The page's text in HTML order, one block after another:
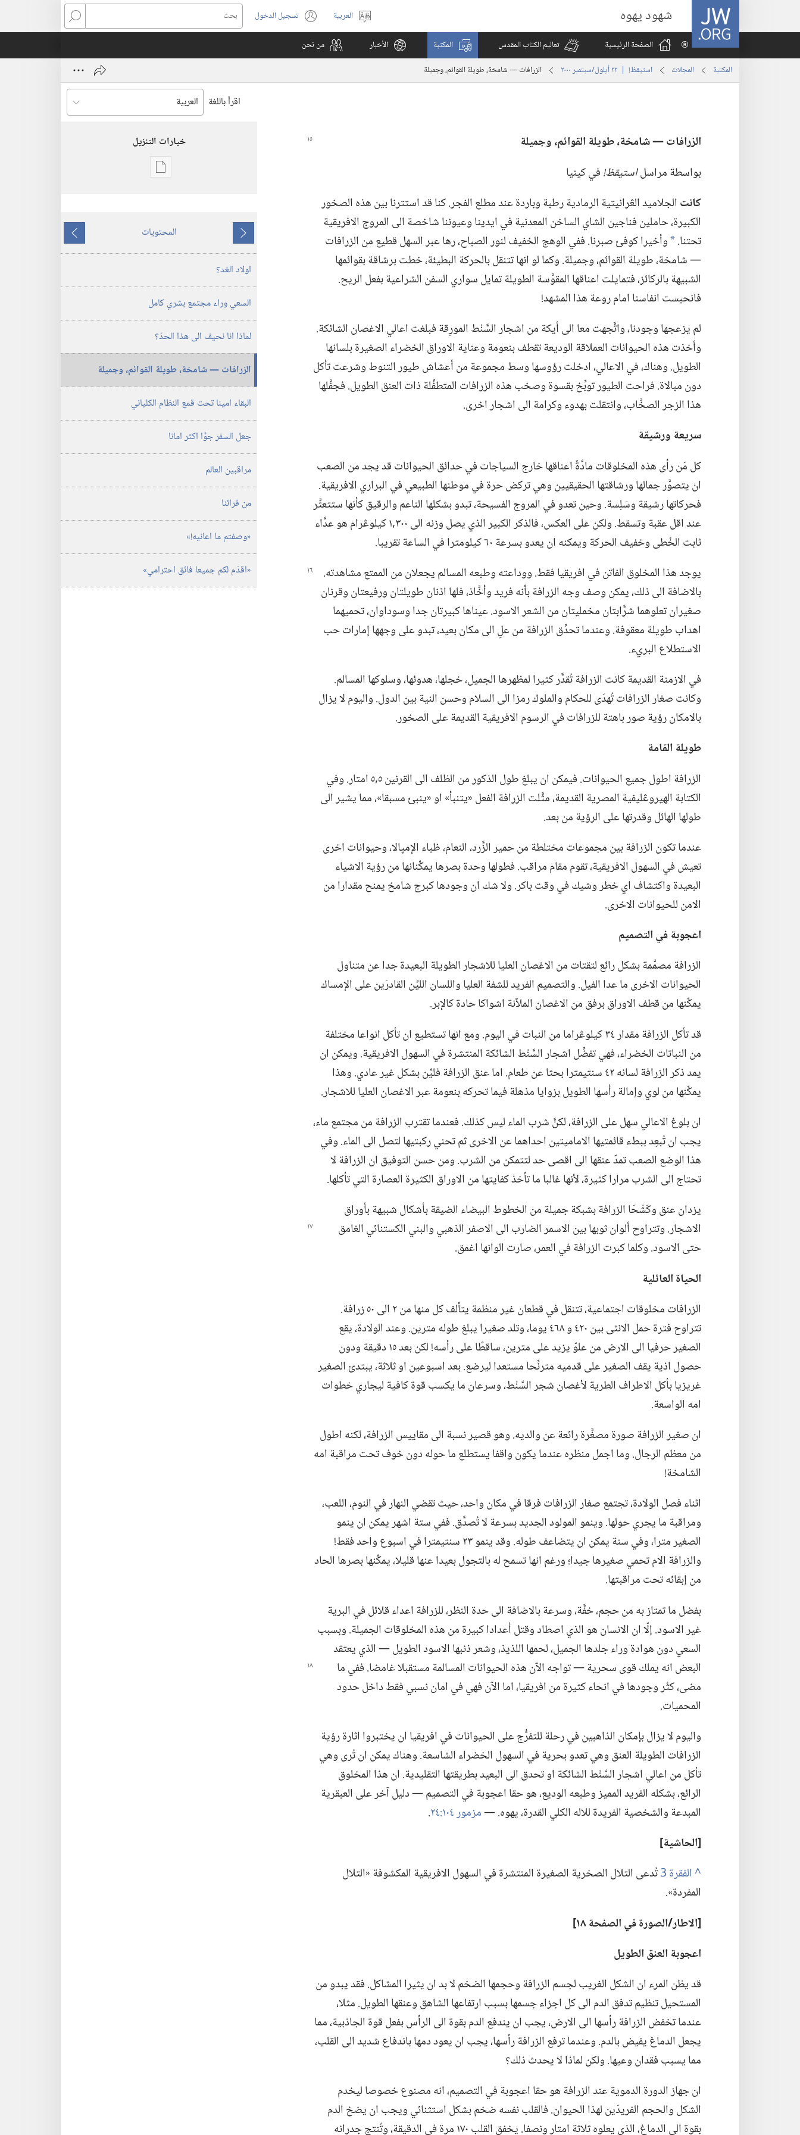
JW.ORG شهود يهوه
اختر
اللغة
العربية تسجيل الدخول
(يفتح
نافذة
بحث
الصفحة الرئيسية
تعاليم الكتاب المقدس المكتبة الأخبار من نحن
المكتبة المجلات استيقظ‏!‏ | ‏‎٢٢‏ ‏‎أيلول/سبتمبر‏ ‎٢٠٠٠ الزرافات —‏ شامخة،‏ طويلة القوائم،‏ وجميلة
اقرأ باللغة
الزرافات —‏ شامخة،‏ طويلة القوائم،‏ وجميلة
بواسطة مراسلاستيقظ!‏في كينيا
كانتالجلاميد الڠرانيتية الرمادية رطبة وباردة عند مطلع الفجر.‏ كنا قد استترنا بين هذه الصخور
الكبيرة،‏ حاملين فناجين الشاي الساخن المعدنية في ايدينا وعيوننا شاخصة الى المروج الافريقية
تحتنا.‏ * وأخيرا كوفئ صبرنا.‏ ففي الوهج الخفيف لنور الصباح،‏ رها عبر السهل قطيع من الزرافات
—‏ شامخة،‏ طويلة القوائم،‏ وجميلة.‏ وكما لو انها تتنقل بالحركة البطيئة،‏ خطت برشاقة بقوائمها
الشبيهة بالركائز،‏ فتمايلت اعناقها المقوَّسة الطويلة تمايل سواري السفن الشراعية بفعل الريح.‏
فانحبست انفاسنا امام روعة هذا المشهد!‏
لم يزعجها وجودنا،‏ واتَّجهت معا الى أيكة من اشجار السَّنْط المورِقة فبلغت اعالي الاغصان الشائكة.‏
وأخذت هذه الحيوانات العملاقة الوديعة تقطف بنعومة وعناية الاوراق الخضراء الصغيرة بلسانها
الطويل.‏ وهناك،‏ في الاعالي،‏ ادخلت رؤوسها وسط مجموعة من أعشاش طيور التنوط وشرعت تأكل
دون مبالاة.‏ فراحت الطيور توبِّخ بقسوة وصخب هذه الزرافات المتطفِّلة ذات العنق الطويل.‏ فجفَّلها
هذا الزجر الصخَّاب،‏ وانتقلت بهدوء وكرامة الى اشجار اخرى.‏
سريعة ورشيقة
كل مَن رأى هذه المخلوقات مادَّةً اعناقها خارج السياجات في حدائق الحيوانات قد يجد من الصعب
ان يتصوَّر جمالها ورشاقتها الحقيقيين وهي تركض حرة في موطنها الطبيعي في البراري الافريقية.‏
فحركاتها رشيقة وسَلِسة.‏ وحين تعدو في المروج الفسيحة،‏ تبدو بشكلها الناعم والرقيق كأنها ستتعثَّر
عند اقل عقبة وتسقط.‏ ولكن على العكس،‏ فالذكر الكبير الذي يصل وزنه الى ٣٠٠‏,١ كيلوڠرام هو عدَّاء
ثابت الخُطى وخفيف الحركة ويمكنه ان يعدو بسرعة ٦٠ كيلومترا في الساعة تقريبا.‏
يوجد هذا المخلوق الفاتن في افريقيا فقط.‏ ووداعته وطبعهالمسالم يجعلان من الممتع مشاهدته.‏
بالاضافة الى ذلك،‏ يمكن وصف وجه الزرافة بأنه فريد وأخَّاذ،‏ فلها اذنان طويلتان ورفيعتان وقرنان
صغيران تعلوهما شرَّابتان مخمليتان من الشعر الاسود.‏ عيناها كبيرتان جدا وسوداوان،‏ تحميهما
اهداب طويلة معقوفة.‏ وعندما تحدِّق الزرافة من علٍ الى مكان بعيد،‏ تبدو على وجهها إمارات حب
الاستطلاع البريء.‏
في الازمنة القديمة كانت الزرافة تُقدَّر كثيرا لمظهرها الجميل،‏ خجلها،‏ هدوئها،‏ وسلوكها المسالم.‏
وكانت صغار الزرافات تُهدَى للحكام والملوك رمزا الى السلام وحسن النية بين الدول.‏ واليوم لا يزال
بالامكان رؤية صور باهتة للزرافات في الرسوم الافريقية القديمة على الصخور.‏
طويلة القامة
الزرافة اطول جميع الحيوانات.‏ فيمكن ان يبلغ طول الذكور من الظلف الى القرنين ٥‏,٥ امتار.‏ وفي
الكتابة الهيروڠليفية المصرية القديمة،‏ مثَّلت الزرافة الفعل «يتنبأ» او «ينبئ مسبقا»،‏ مما يشير الى
طولها الهائل وقدرتها على الرؤية من بعد.‏
عندما تكون الزرافة بين مجموعات مختلطة من حمير الزَّرد،‏ النعام،‏ ظباء الإمپالا،‏ وحيوانات اخرى
تعيش في السهول الافريقية،‏ تقوم مقام مراقب.‏ فطولها وحدة بصرها يمكِّنانها من رؤية الاشياء
البعيدة واكتشاف اي خطر وشيك في وقت باكر.‏ ولا شك ان وجودها كبرج شامخ يمنح مقدارا من
الامن للحيوانات الاخرى.‏
اعجوبةفيالتصميم
الزرافة مصمَّمة بشكل رائع لتقتات من الاغصان العليا للاشجار الطويلة البعيدة جدا عن متناول
الحيوانات الاخرى ما عدا الفيل.‏ والتصميم الفريد للشفة العليا واللسان الليِّن القادرَين على الإمساك
يمكِّنها من قطف الاوراق برفق من الاغصان الملآنة اشواكا حادة كالإبر.‏
قد تأكل الزرافة مقدار ٣٤ كيلوڠراما من النبات في اليوم.‏ ومع انها تستطيع ان تأكل انواعا مختلفة
من النباتات الخضراء،‏ فهي تفضِّل اشجار السَّنْط الشائكة المنتشرة في السهول الافريقية.‏ ويمكن ان
يمد ذكر الزرافة لسانه ٤٢ سنتيمترا بحثا عن طعام.‏ اما عنق الزرافة فليِّن بشكل غير عادي.‏ وهذا
يمكِّنها من لوي وإمالة رأسها الطويل بزوايا مذهلة فيما تحركه بنعومة عبر الاغصان العليا للاشجار.‏
ان بلوغ الاعالي سهل على الزرافة،‏ لكنَّ شرب الماء ليس كذلك.‏ فعندما تقترب الزرافة من مجتمع ماء،‏
يجب ان تُبعِد ببطء قائمتيها الاماميتين احداهما عن الاخرى ثم تحني ركبتيها لتصل الى الماء.‏ وفي
هذا الوضع الصعب تمدّ عنقها الى اقصى حد لتتمكن من الشرب.‏ ومن حسن التوفيق ان الزرافة لا
تحتاج الى الشرب مرارا كثيرة،‏ لأنها غالبا ما تأخذ كفايتها من الاوراق الكثيرة العصارة التي تأكلها.‏
يزدان عنق وكَشْحَا الزرافة بشبكة جميلة من الخطوط البيضاء الضيقة بأشكال شبيهة بأوراق
الاشجار.‏ وتتراوحألوان ثوبها بين الاسمر الضارب الى الاصفر الذهبي والبني الكستنائي الغامق
حتى الاسود.‏ وكلما كبرت الزرافة في العمر،‏ صارت الوانها اغمق.‏
الحياة العائلية
الزرافات مخلوقات اجتماعية،‏ تتنقل في قطعان غير منظمة يتألف كل منها من ٢ الى ٥٠ زرافة.‏
تتراوح فترة حمل الانثى بين ٤٢٠ و ٤٦٨ يوما،‏ وتلد صغيرا يبلغ طوله مترين.‏ وعند الولادة،‏ يقع
الصغير حرفيا الى الارض من علوّ يزيد على مترين،‏ ساقطًا على رأسه!‏ لكن بعد ١٥ دقيقة ودون
حصول اذية يقف الصغير على قدميه مترنِّحا مستعدا ليرضع.‏ بعد اسبوعين او ثلاثة،‏ يبتدئ الصغير
غريزيا بأكل الاطراف الطرية لأغصان شجر السَّنْط،‏ وسرعان ما يكسب قوة كافية ليجاري خطوات
امه الواسعة.‏
ان صغير الزرافة صورة مصغَّرة رائعة عن والديه.‏ وهو قصير نسبة الى مقاييس الزرافة،‏ لكنه اطول
من معظم الرجال.‏ وما اجمل منظره عندما يكون واقفا يستطلع ما حوله دون خوف تحت مراقبة امه
الشامخة!‏
اثناء فصل الولادة،‏ تجتمع صغار الزرافات فرقا في مكان واحد،‏ حيث تقضي النهار في النوم،‏ اللعب،‏
ومراقبة ما يجري حولها.‏ وينمو المولود الجديد بسرعة لا تُصدَّق.‏ ففي ستة اشهر يمكن ان ينمو
الصغير مترا،‏ وفي سنة يمكن ان يتضاعف طوله.‏ وقد ينمو ٢٣ سنتيمترا في اسبوع واحد فقط!‏
والزرافة الام تحمي صغيرها جيدا؛‏ ورغم انها تسمح له بالتجول بعيدا عنها قليلا،‏ يمكِّنها بصرها الحاد
من إبقائه تحت مراقبتها.‏
بفضل ما تمتاز به من حجم،‏ خفَّة،‏ وسرعة بالاضافة الى حدة النظر،‏ للزرافة اعداء قلائل في البرية
غير الاسود.‏ إلّا ان الانسان هو الذي اصطاد وقتل أعدادا كبيرة من هذه المخلوقات الجميلة.‏ وبسبب
السعي دون هوادة وراء جلدها الجميل،‏ لحمها اللذيذ،‏ وشعر ذنبها الاسود الطويل —‏ الذي يعتقد
البعض انه يملك قوى سحرية —‏ تواجهالآن هذه الحيوانات المسالمة مستقبلا غامضا.‏ ففي ما
مضى،‏ كثُر وجودها في انحاء كثيرة من افريقيا،‏ اما الآن فهي في امان نسبي فقط داخل حدود
المحميات.‏
واليوم لا يزال بإمكان الذاهبين في رحلة للتفرُّج على الحيوانات في افريقيا ان يختبروا اثارة رؤية
الزرافات الطويلة العنق وهي تعدو بحرية في السهول الخضراء الشاسعة.‏ وهناك يمكن ان تُرى وهي
تأكل من اعالي اشجار السَّنْط الشائكة او تحدق الى البعيد بطريقتها التقليدية.‏ ان هذا المخلوق
الرائع،‏ بشكله الفريد المميز وطبعه الوديع،‏ هو حقا اعجوبة في التصميم —‏ دليل آخر على العبقرية
المبدعة والشخصية الفريدة للاله الكلي القدرة،‏ يهوه.‏ —‏مزمور ١٠٤:‏٢٤
‏.‏
‏[الحاشية]‏
^
تُدعى التلال الصخرية الصغيرة المنتشرة في السهول الافريقية المكشوفة «التلال
المفردة».‏
‏[الاطار/‏الصورةفيالصفحة ١٨]‏
اعجوبة العنق الطويل
قد يظن المرء ان الشكل الغريب لجسم الزرافة وحجمها الضخم لا بد ان يثيرا المشاكل.‏ فقد يبدو من
المستحيل تنظيم تدفق الدم الى كل اجزاء جسمها بسبب ارتفاعها الشاهق وعنقها الطويل.‏ مثلا،‏
عندما تخفض الزرافة رأسها الى الارض،‏ يجب ان يندفع الدم بقوة الى الرأس بفعل قوة الجاذبية،‏ مما
يجعل الدماغ يفيض بالدم.‏ وعندما ترفع الزرافة رأسها،‏ يجب ان يعود دمها باندفاع شديد الى القلب،‏
مما يسبب فقدان وعيها.‏ ولكن لماذا لا يحدث ذلك؟‏
ان جهاز الدورة الدموية عند الزرافة هو حقا اعجوبة في التصميم،‏ انه مصنوع خصوصا ليخدم
الشكل والحجم الفريدَين لهذا الحيوان.‏ فالقلب نفسه ضخم بشكل استثنائي ويجب ان يضخ الدم
بقوة الى الدماغ،‏ الذي يعلوه ثلاثة امتار ونصفا.‏ يخفق القلب ١٧٠ مرة في الدقيقة،‏ وتُنتج جدرانه
خيارات التنزيل
خيارات
‏‎٢٢‏ ‏‎أيلول/
سبتمبر‏
ما
يسبق
المحتويات
ما
يلي
اولاد الغد؟‏
السعي وراء مجتمع بشري كامل
لماذا انا نحيف الى هذا الحدّ؟‏
الزرافات —‏ شامخة،‏ طويلة القوائم،‏ وجميلة
البقاء امينا تحت قمع النظام الكلياني
جعل السفر جوًّا اكثر امانا
مراقبين العالم
من قرائنا
‏«وصفتم ما اعانيه!‏»‏
‏«اقدّم لكم جميعا فائق احترامي»‏